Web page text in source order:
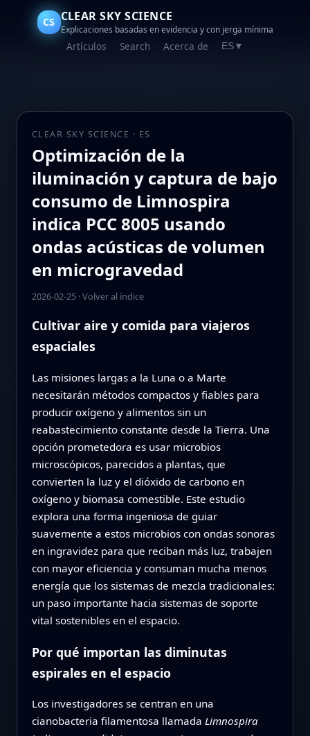
CS CLEAR SKY SCIENCE
Explicaciones basadas en evidencia y con jerga mínima
Artículos Search Acerca de ES ▼
CLEAR SKY SCIENCE · ES
Optimización de la
iluminación y captura de bajo
consumo de Limnospira
indica PCC 8005 usando
ondas acústicas de volumen
en microgravedad
2026-02-25·Volver al índice
Cultivar aire y comida para viajeros
espaciales
Las misiones largas a la Luna o a Marte
necesitarán métodos compactos y fiables para
producir oxígeno y alimentos sin un
reabastecimiento constante desde la Tierra. Una
opción prometedora es usar microbios
microscópicos, parecidos a plantas, que
convierten la luz y el dióxido de carbono en
oxígeno y biomasa comestible. Este estudio
explora una forma ingeniosa de guiar
suavemente a estos microbios con ondas sonoras
en ingravidez para que reciban más luz, trabajen
con mayor eficiencia y consuman mucha menos
energía que los sistemas de mezcla tradicionales:
un paso importante hacia sistemas de soporte
vital sostenibles en el espacio.
Por qué importan las diminutas
espirales en el espacio
Los investigadores se centran en una
cianobacteria filamentosa llamada Limnospira